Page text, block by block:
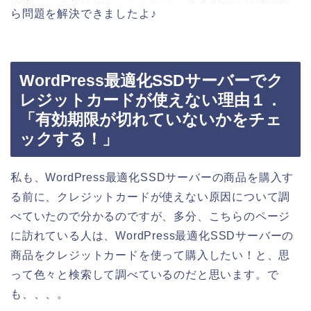
ら問題を解決できましたよ♪
WordPress最適化SSDサーバーでク
レジットカードが使えない理由１．
「有効期限が切れていないかをチェ
ックする！」
私も、WordPress最適化SSDサーバーの商品を購入す
る前に、クレジットカードが使えない原因について調
べていたので分かるのですが、多分、こちらのページ
に訪れている人は、WordPress最適化SSDサーバーの
商品をクレジットカードを使って購入したい！と、思
って色々と検索して調べているのだと思います。で
も、、、。